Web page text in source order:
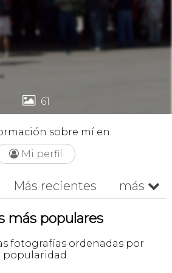
 61
sobre mí en:
 Mi perfil
Más recientes
A-z Z-a
más 
más populares
fotografías ordenadas por
popularidad.